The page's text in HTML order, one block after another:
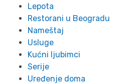
Lepota
Restorani u Beogradu
Nameštaj
Usluge
Kućni ljubimci
Serije
Uređenje doma